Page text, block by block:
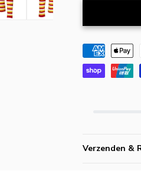
Verzenden &